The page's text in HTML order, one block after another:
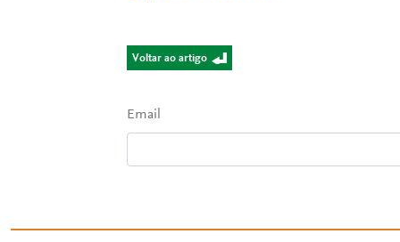
Voltar ao artigo
Email